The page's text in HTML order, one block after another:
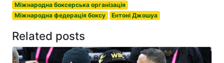
Міжнародна боксерська організація
Міжнародна федерація боксу
Ентоні Джошуа
Related posts